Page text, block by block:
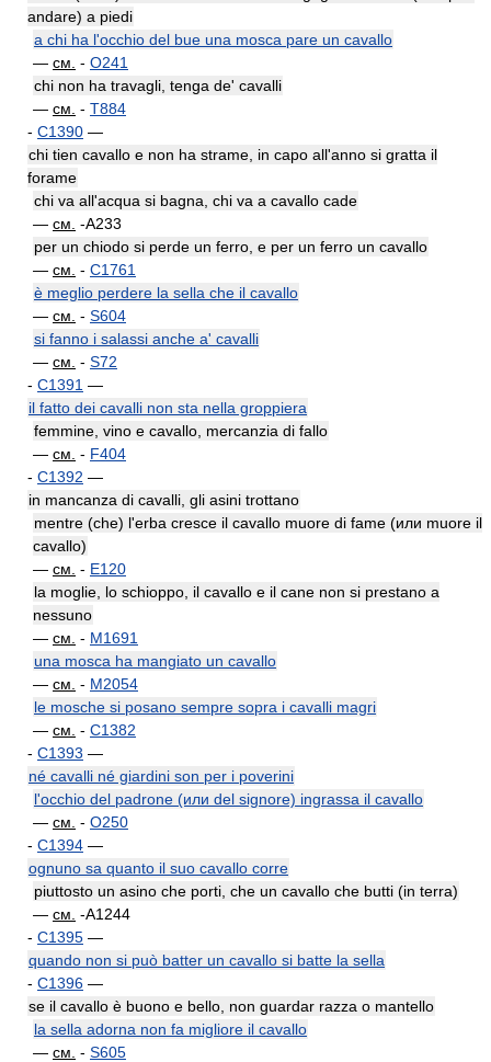
andare) a piedi
a chi ha l'occhio del bue una mosca pare un cavallo
— см. - O241
chi non ha travagli, tenga de' cavalli
— см. - T884
- C1390 —
chi tien cavallo e non ha strame, in capo all'anno si gratta il
forame
chi va all'acqua si bagna, chi va a cavallo cade
— см. -A233
per un chiodo si perde un ferro, e per un ferro un cavallo
— см. - C1761
è meglio perdere la sella che il cavallo
— см. - S604
si fanno i salassi anche a' cavalli
— см. - S72
- C1391 —
il fatto dei cavalli non sta nella groppiera
femmine, vino e cavallo, mercanzia di fallo
— см. - F404
- C1392 —
in mancanza di cavalli, gli asini trottano
mentre (che) l'erba cresce il cavallo muore di fame (или muore il
cavallo)
— см. - E120
la moglie, lo schioppo, il cavallo e il cane non si prestano a
nessuno
— см. - M1691
una mosca ha mangiato un cavallo
— см. - M2054
le mosche si posano sempre sopra i cavalli magri
— см. - C1382
- C1393 —
né cavalli né giardini son per i poverini
l'occhio del padrone (или del signore) ingrassa il cavallo
— см. - O250
- C1394 —
ognuno sa quanto il suo cavallo corre
piuttosto un asino che porti, che un cavallo che butti (in terra)
— см. -A1244
- C1395 —
quando non si può batter un cavallo si batte la sella
- C1396 —
se il cavallo è buono e bello, non guardar razza o mantello
la sella adorna non fa migliore il cavallo
— см. - S605